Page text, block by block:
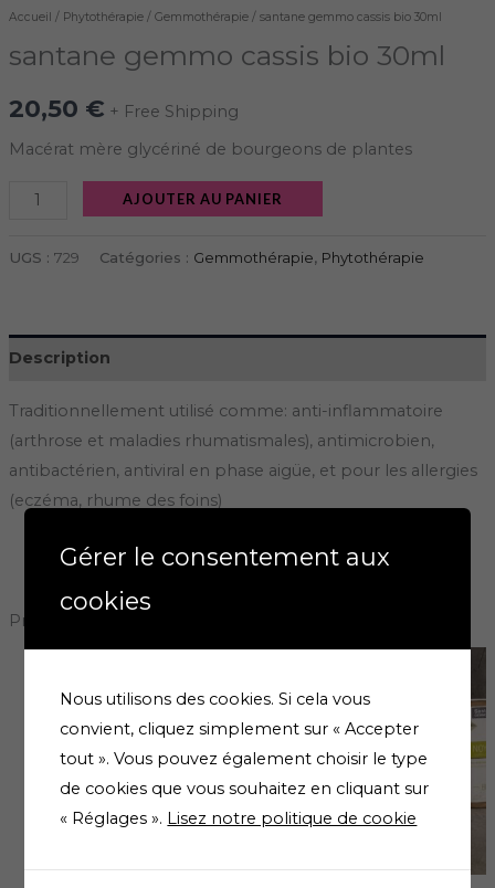
Accueil / Phytothérapie/ Gemmothérapie/ santane gemmo cassis bio 30ml
santane gemmo cassis bio 30ml
20,50 € + Free Shipping
Macérat mère glycériné de bourgeons de plantes
AJOUTER AU PANIER
UGS : 729 Catégories : Gemmothérapie, Phytothérapie
Description
Traditionnellement utilisé comme: anti-inflammatoire
(arthrose et maladies rhumatismales), antimicrobien,
antibactérien, antiviral en phase aigüe, et pour les allergies
(eczéma, rhume des foins)
Produits similaires
Gérer le consentement aux
cookies
Nous utilisons des cookies. Si cela vous
convient, cliquez simplement sur « Accepter
tout ». Vous pouvez également choisir le type
de cookies que vous souhaitez en cliquant sur
« Réglages ». Lisez notre politique de cookie